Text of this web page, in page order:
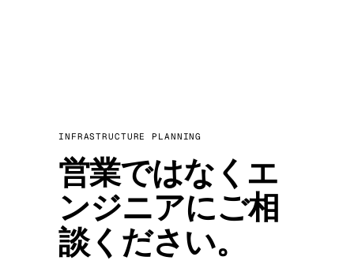
INFRASTRUCTURE PLANNING
営業ではなくエ
ンジニアにご相
談ください。